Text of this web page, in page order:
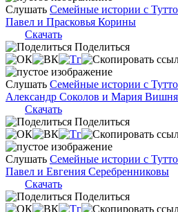
Слушать Семейные истории с
Павел и Прасковья Корины
Скачать
Поделиться
Слушать Семейные истории с
Александр Соколов и Мария
Скачать
Поделиться
Слушать Семейные истории с
Павел и Евгения Серебренниковы
Скачать
Поделиться